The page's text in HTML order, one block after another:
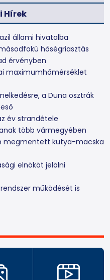
Hírek
állami hivatalba
hőségriasztás
érvényben
maximumhőmérséklet
a Duna osztrák
év strandétele
több vármegyében
megmentett kutya-macska
elnököt jelölni
működését is